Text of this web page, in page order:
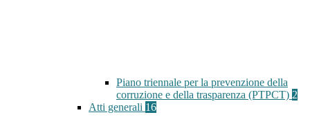
Piano triennale per la prevenzione della
corruzione e della trasparenza (PTPCT) 2
Atti generali 16